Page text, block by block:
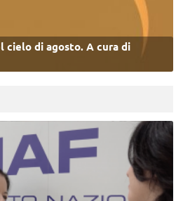
cielo di agosto. A cura di